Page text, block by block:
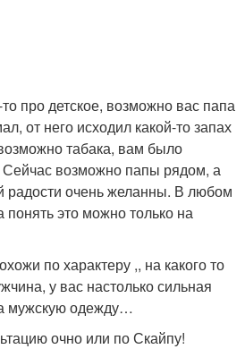
про детское, возможно вас папа
от него исходил какой-то запах
табака, вам было
Сейчас возможно папы рядом, а
радости очень желанны. В любом
понять это можно только на
по характеру ,, на какого то
у вас настолько сильная
мужскую одежду…
очно или по Скайпу!